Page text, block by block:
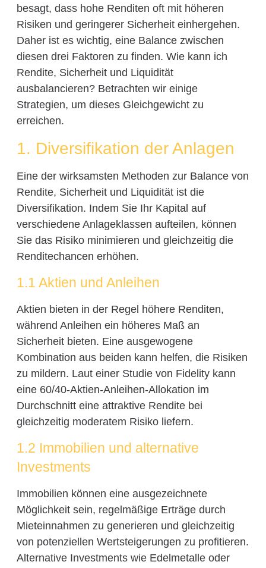
besagt, dass hohe Renditen oft mit höheren
Risiken und geringerer Sicherheit einhergehen.
Daher ist es wichtig, eine Balance zwischen
diesen drei Faktoren zu finden. Wie kann ich
Rendite, Sicherheit und Liquidität
ausbalancieren? Betrachten wir einige
Strategien, um dieses Gleichgewicht zu
erreichen.
1. Diversifikation der Anlagen
Eine der wirksamsten Methoden zur Balance von
Rendite, Sicherheit und Liquidität ist die
Diversifikation. Indem Sie Ihr Kapital auf
verschiedene Anlageklassen aufteilen, können
Sie das Risiko minimieren und gleichzeitig die
Renditechancen erhöhen.
1.1 Aktien und Anleihen
Aktien bieten in der Regel höhere Renditen,
während Anleihen ein höheres Maß an
Sicherheit bieten. Eine ausgewogene
Kombination aus beiden kann helfen, die Risiken
zu mildern. Laut einer Studie von Fidelity kann
eine 60/40-Aktien-Anleihen-Allokation im
Durchschnitt eine attraktive Rendite bei
gleichzeitig moderatem Risiko liefern.
1.2 Immobilien und alternative
Investments
Immobilien können eine ausgezeichnete
Möglichkeit sein, regelmäßige Erträge durch
Mieteinnahmen zu generieren und gleichzeitig
von potenziellen Wertsteigerungen zu profitieren.
Alternative Investments wie Edelmetalle oder